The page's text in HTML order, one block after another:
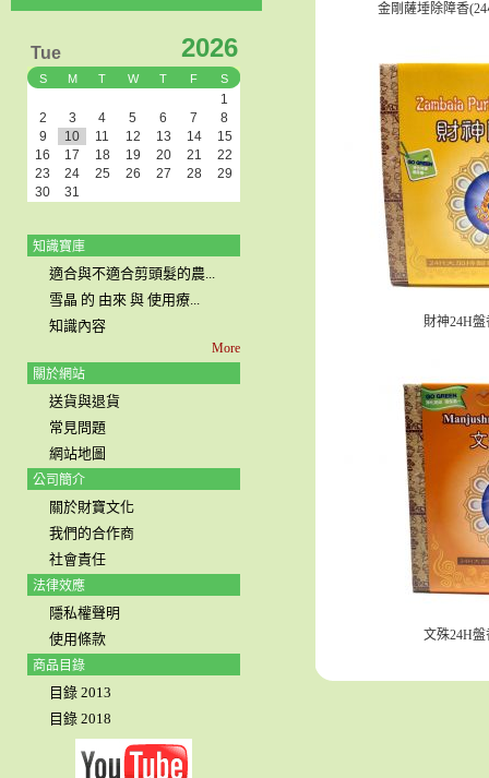
Tue 2026
S M T W T F S
1
2
3 4 5 6 7
8
9
10 11 12 13 14
15
16
17 18 19 20 21
22
23
24 25 26 27 28
29
30
31
知識寶庫
適合與不適合剪頭髮的農...
雪晶 的 由來 與 使用療...
知識內容
More
關於網站
送貨與退貨
常見問題
網站地圖
公司簡介
關於財寶文化
我們的合作商
社會責任
法律效應
隱私權聲明
使用條款
商品目錄
目錄 2013
目錄 2018
金剛薩埵除障香
財神24H盤
文殊24H盤